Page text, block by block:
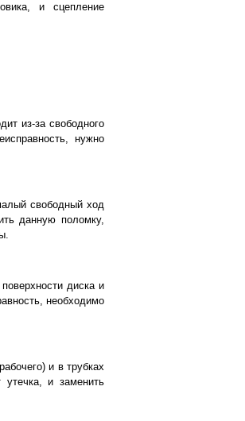
и сцепление
из-за свободного
нужно
свободный ход
данную поломку,
диска и
необходимо
и в трубках
утечка, и заменить